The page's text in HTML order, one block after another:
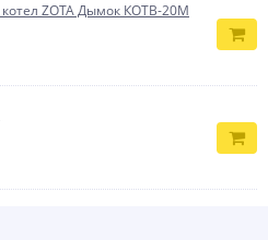
ZOTA Дымок КОТВ-20М